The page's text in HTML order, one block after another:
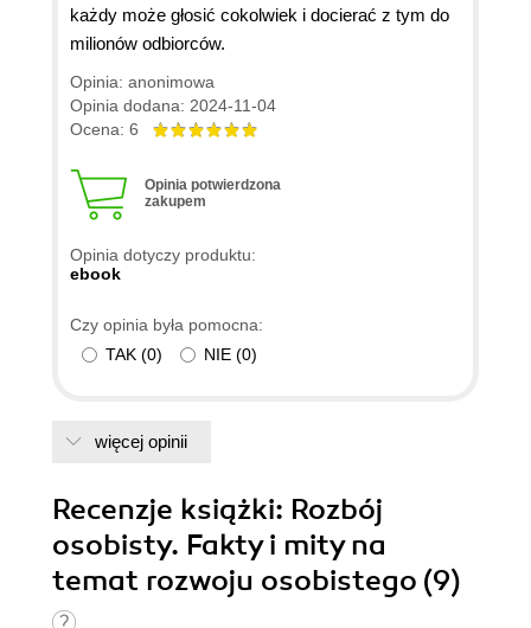
każdy może głosić cokolwiek i docierać z tym do
milionów odbiorców.
Opinia: anonimowa
Opinia dodana: 2024-11-04
Ocena: 6
Opinia potwierdzona
zakupem
Opinia dotyczy produktu:
ebook
Czy opinia była pomocna:
TAK (0) NIE (0)
więcej opinii
Recenzje książki: Rozbój
osobisty. Fakty i mity na
temat rozwoju osobistego (9)